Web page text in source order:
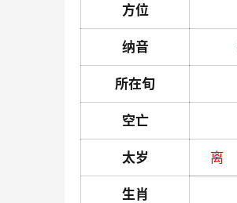
方位
纳音
所在旬
空亡
太岁 离
生肖